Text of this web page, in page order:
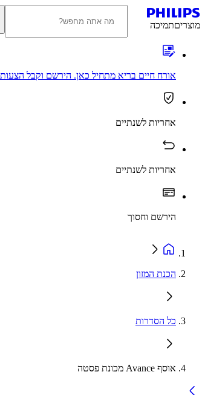
מוצריםתמיכה
אורח חיים בריא מתחיל כאן. הירשם וקבל
אחריות לשנתיים
אחריות לשנתיים
הירשם וחסוך
הכנת המזון
כל הסדרות
אוסף Avance מכונת פסטה